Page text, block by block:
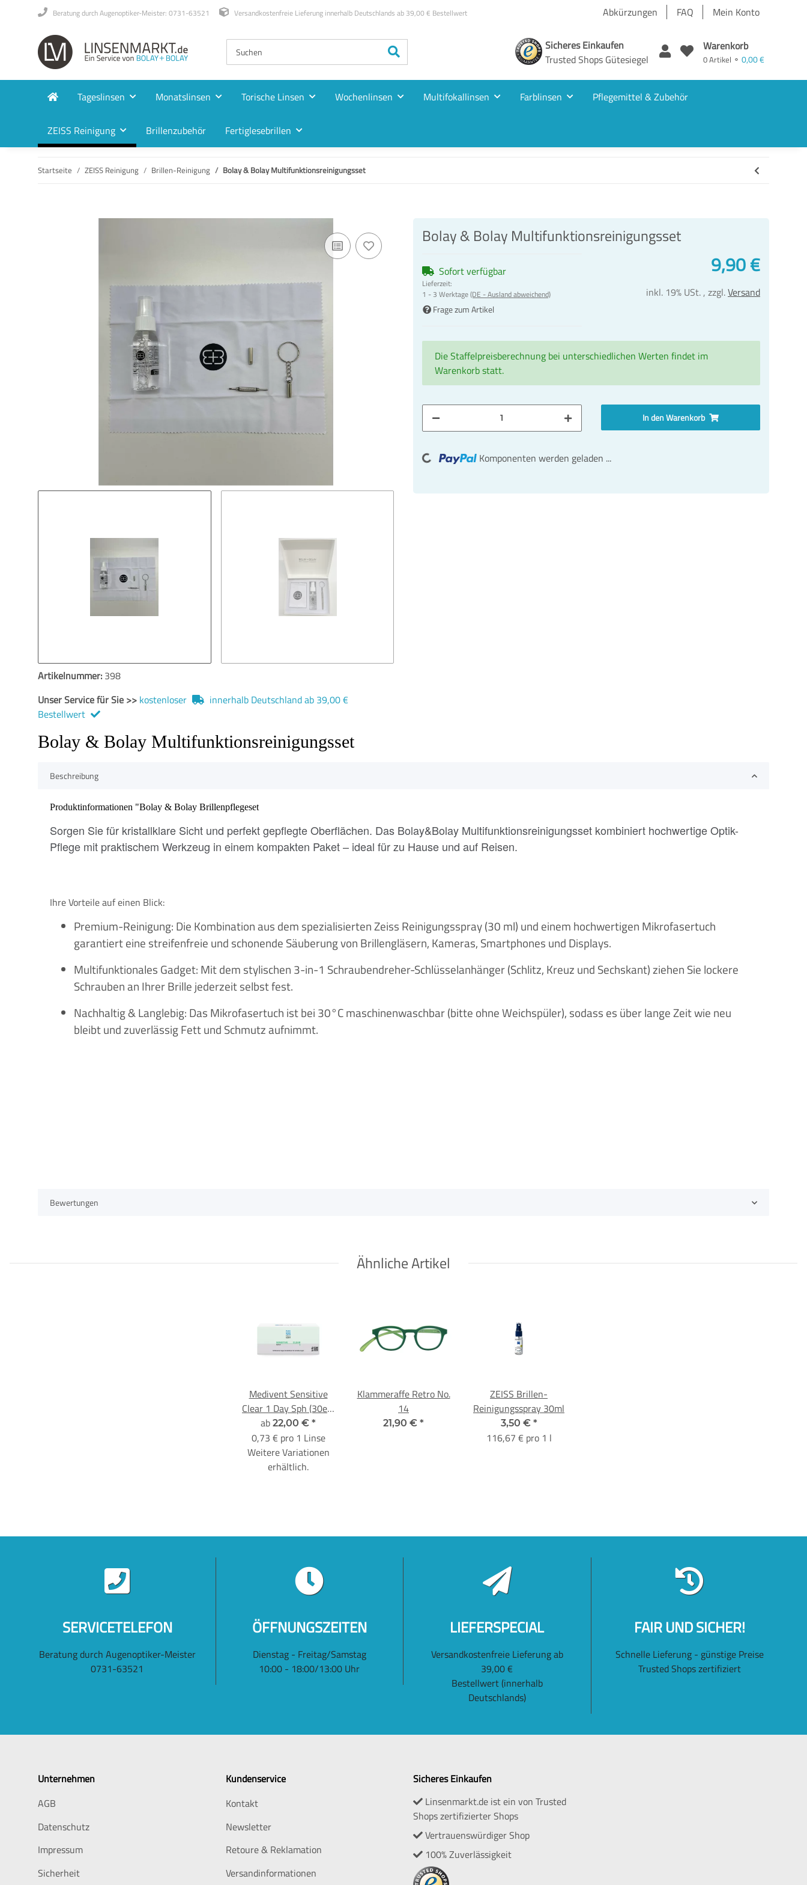
Abkürzungen FAQ Mein Konto
Beratung durch Augenoptiker-Meister: 0731-63521 Versandkostenfreie Lieferung innerhalb Deutschlands ab 39,00 € Bestellwert
Sicheres Einkaufen
Trusted Shops Gütesiegel
Warenkorb
0 Artikel ⚬ 0,00 €
Tageslinsen Monatslinsen Torische Linsen Wochenlinsen Multifokallinsen Farblinsen Pflegemittel & Zubehör
ZEISS Reinigung Brillenzubehör Fertiglesebrillen
Startseite ZEISS Reinigung Brillen-Reinigung Bolay & Bolay Multifunktionsreinigungsset
Artikelnummer: 398
Unser Service für Sie >> kostenloser
innerhalb Deutschland ab 39,00 €
Bestellwert
Bolay & Bolay Multifunktionsreinigungsset
Bolay & Bolay Multifunktionsreinigungsset
9,90 €
inkl. 19% USt. , zzgl.Versand
Sofort verfügbar
Lieferzeit:
1 - 3 Werktage(DE - Ausland abweichend)
Frage zum Artikel
Die Staffelpreisberechnung bei unterschiedlichen Werten findet im
Warenkorb statt.
In den Warenkorb
Loading... Komponenten werden geladen ...
Beschreibung
Produktinformationen "Bolay & Bolay Brillenpflegeset
Sorgen Sie für kristallklare Sicht und perfekt gepflegte Oberflächen. Das Bolay&Bolay Multifunktionsreinigungsset kombiniert hochwertige Optik-
Pflege mit praktischem Werkzeug in einem kompakten Paket – ideal für zu Hause und auf Reisen.
Ihre Vorteile auf einen Blick:
Premium-Reinigung: Die Kombination aus dem spezialisierten Zeiss Reinigungsspray (30 ml) und einem hochwertigen Mikrofasertuch
garantiert eine streifenfreie und schonende Säuberung von Brillengläsern, Kameras, Smartphones und Displays.
Multifunktionales Gadget: Mit dem stylischen 3-in-1 Schraubendreher-Schlüsselanhänger (Schlitz, Kreuz und Sechskant) ziehen Sie lockere
Schrauben an Ihrer Brille jederzeit selbst fest.
Nachhaltig & Langlebig: Das Mikrofasertuch ist bei 30°C maschinenwaschbar (bitte ohne Weichspüler), sodass es über lange Zeit wie neu
bleibt und zuverlässig Fett und Schmutz aufnimmt.
Bewertungen
Ähnliche Artikel
Medivent Sensitive
Clear 1 Day Sph (30er-
Packung)
ab 22,00 € *
0,73 € pro 1 Linse
Weitere Variationen
erhältlich.
Klammeraffe Retro No.
14
21,90 € *
ZEISS Brillen-
Reinigungsspray 30ml
3,50 € *
116,67 € pro 1 l
SERVICETELEFON
Beratung durch Augenoptiker-Meister
0731-63521
ÖFFNUNGSZEITEN
Dienstag - Freitag/Samstag
10:00 - 18:00/13:00 Uhr
LIEFERSPECIAL
Versandkostenfreie Lieferung ab
39,00 €
Bestellwert (innerhalb
Deutschlands)
FAIR UND SICHER!
Schnelle Lieferung - günstige Preise
Trusted Shops zertifiziert
Unternehmen
AGB
Datenschutz
Impressum
Sicherheit
Kundenservice
Kontakt
Newsletter
Retoure & Reklamation
Versandinformationen
Sicheres Einkaufen
Linsenmarkt.de ist ein von Trusted
Shops zertifizierter Shops
Vertrauenswürdiger Shop
100% Zuverlässigkeit